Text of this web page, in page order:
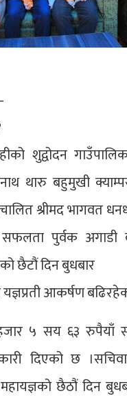
शुद्वोदन
थारु बहुमुखी
श्रीमद भागवत
सफलता पुर्वक अगाडी
छैटौं दिन बुधबार
आकर्षण
हजार ५ सय ६३
दिएको छ
छैठौं दिन